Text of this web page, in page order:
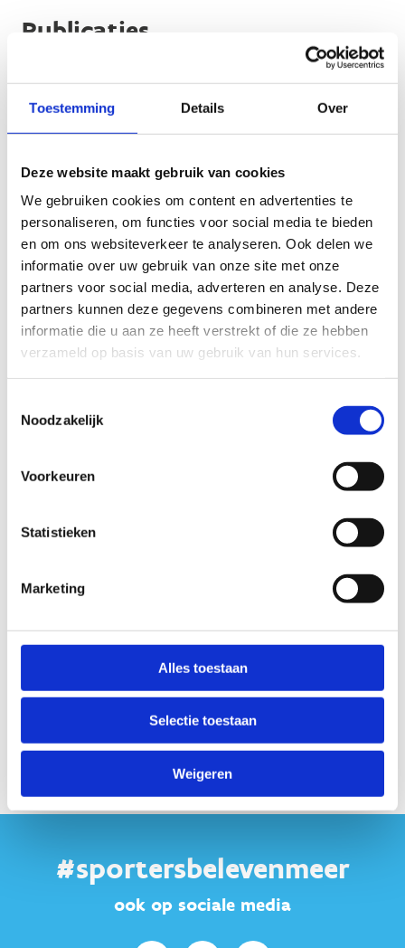
Toestemming Details Over
Deze website maakt gebruik van cookies
We gebruiken cookies om content en advertenties te
personaliseren, om functies voor social media te bieden
en om ons websiteverkeer te analyseren. Ook delen we
informatie over uw gebruik van onze site met onze
partners voor social media, adverteren en analyse. Deze
partners kunnen deze gegevens combineren met andere
informatie die u aan ze heeft verstrekt of die ze hebben
verzameld op basis van uw gebruik van hun services.
Noodzakelijk
Voorkeuren
Statistieken
Marketing
Alles toestaan
Selectie toestaan
Weigeren
Publicaties
Geen fiches gevonden.
Extra info
Kom meer te weten over onze campagne
#sportersbelevenmeer
ook op sociale media